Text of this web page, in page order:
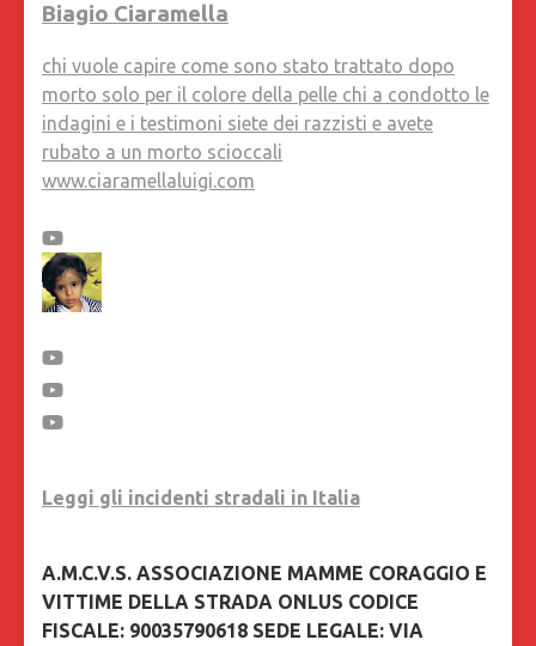
Biagio Ciaramella
chi vuole capire come sono stato trattato dopo
morto solo per il colore della pelle chi a condotto le
indagini e i testimoni siete dei razzisti e avete
rubato a un morto scioccali
www.ciaramellaluigi.com
Leggi gli incidenti stradali in Italia
A.M.C.V.S. ASSOCIAZIONE MAMME CORAGGIO E
VITTIME DELLA STRADA ONLUS CODICE
FISCALE: 90035790618 SEDE LEGALE: VIA